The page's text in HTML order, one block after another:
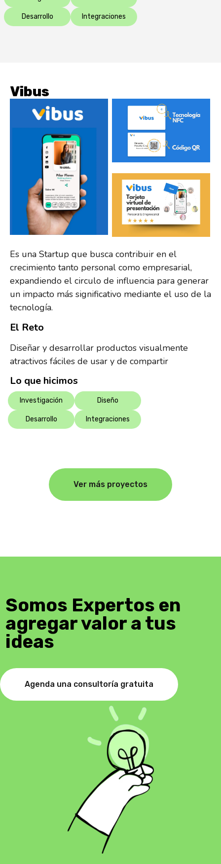
Desarrollo Integraciones
Vibus
Es una Startup que busca contribuir en el
crecimiento tanto personal como empresarial,
expandiendo el circulo de influencia para generar
un impacto más significativo mediante el uso de la
tecnología.
El Reto
Diseñar y desarrollar productos visualmente
atractivos fáciles de usar y de compartir
Lo que hicimos
Investigación Diseño
Desarrollo Integraciones
Ver más proyectos
Somos Expertos en
agregar valor a tus
ideas
Agenda una consultoría gratuita